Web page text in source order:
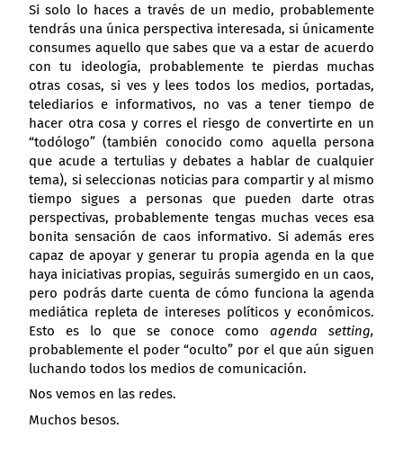
Si solo lo haces a través de un medio, probablemente
tendrás una única perspectiva interesada, si únicamente
consumes aquello que sabes que va a estar de acuerdo
con tu ideología, probablemente te pierdas muchas
otras cosas, si ves y lees todos los medios, portadas,
telediarios e informativos, no vas a tener tiempo de
hacer otra cosa y corres el riesgo de convertirte en un
“todólogo” (también conocido como aquella persona
que acude a tertulias y debates a hablar de cualquier
tema), si seleccionas noticias para compartir y al mismo
tiempo sigues a personas que pueden darte otras
perspectivas, probablemente tengas muchas veces esa
bonita sensación de caos informativo. Si además eres
capaz de apoyar y generar tu propia agenda en la que
haya iniciativas propias, seguirás sumergido en un caos,
pero podrás darte cuenta de cómo funciona la agenda
mediática repleta de intereses políticos y económicos.
Esto es lo que se conoce comoagenda setting,
probablemente el poder “oculto” por el que aún siguen
luchando todos los medios de comunicación.
Nos vemos en las redes.
Muchos besos.